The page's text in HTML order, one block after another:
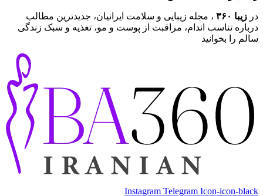
در زیبا ۳۶۰
، مجله زیبایی و سلامت ایرانیان، جدیدترین مطالب
درباره تناسب اندام، مراقبت از پوست و مو، تغذیه و سبک زندگی
سالم را بخوانید
Instagram Telegram Icon-icon-black